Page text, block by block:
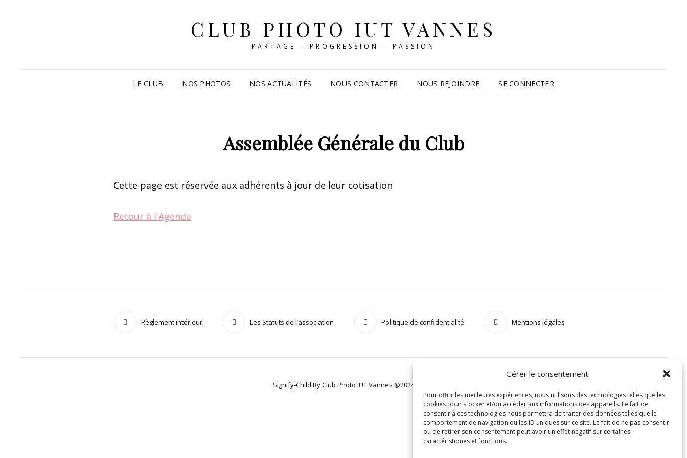
Gérer le consentement
Pour offrir les meilleures expériences, nous utilisons des technologies telles que les
cookies pour stocker et/ou accéder aux informations des appareils. Le fait de
consentir à ces technologies nous permettra de traiter des données telles que le
comportement de navigation ou les ID uniques sur ce site. Le fait de ne pas consentir
ou de retirer son consentement peut avoir un effet négatif sur certaines
caractéristiques et fonctions.
CLUB PHOTO IUT VANNES
PARTAGE – PROGRESSION – PASSION
LE CLUB NOS PHOTOS NOS ACTUALITÉS NOUS CONTACTER NOUS REJOINDRE SE CONNECTER
Assemblée Générale du Club
Cette page est réservée aux adhérents à jour de leur cotisation
Retour à l'Agenda
Règlement intérieur Les Statuts de l’association Politique de confidentialité Mentions légales
Signify-Child ByClub Photo IUT Vannes @2024